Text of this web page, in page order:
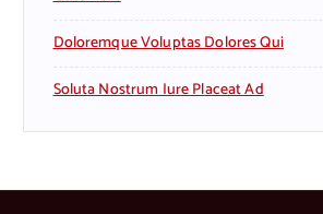
Doloremque Voluptas Dolores Qui
Soluta Nostrum Iure Placeat Ad